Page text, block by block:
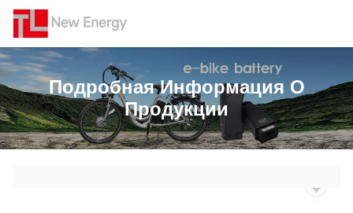
Подробная Информация О
Продукции